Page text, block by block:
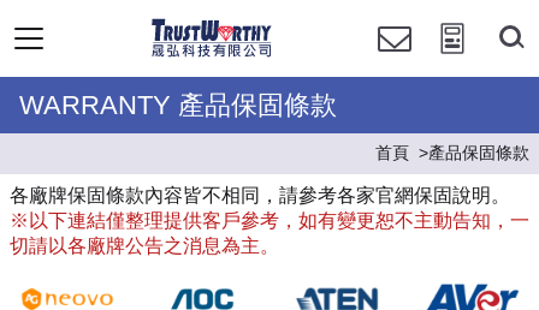
WARRANTY 產品保固條款
首頁 產品保固條款
各廠牌保固條款內容皆不相同，請參考各家官網保固說明。
※以下連結僅整理提供客戶參考，如有變更恕不主動告知，一
切請以各廠牌公告之消息為主。